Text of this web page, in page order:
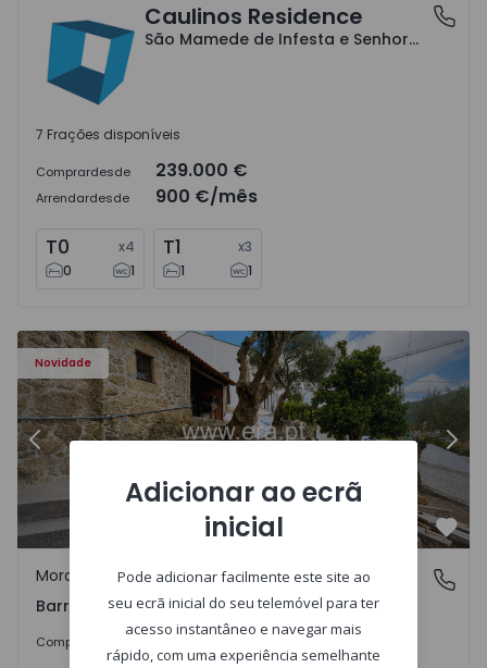
São Mamede de Infesta e Senhora da Hora, Porto
Caulinos Residence
São Mamede de Infesta e Senhora da Hora, Porto
7 Frações disponíveis
Comprardesde 239.000 €
Arrendardesde 900 €/mês
T0 x4
0
1
T1 x3
1
1
Novidade
1560495 - 9
Moradia T2 Viana do Castelo, Barroselas e Carvoeiro -
Anterior
Barroselas e Carvoeiro, Viana do Castelo
Moradia
Barroselas e Carvoeiro, Viana do Castelo
Comprar 285.000 €
Adicionar ao ecrã
inicial
Pode adicionar facilmente este site ao
seu ecrã inicial do seu telemóvel para ter
acesso instantâneo e navegar mais
rápido, com uma experiência semelhante